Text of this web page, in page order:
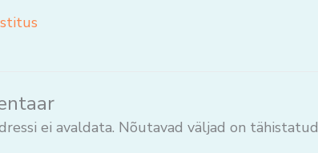
ei avaldata. Nõutavad väljad on tähistatud